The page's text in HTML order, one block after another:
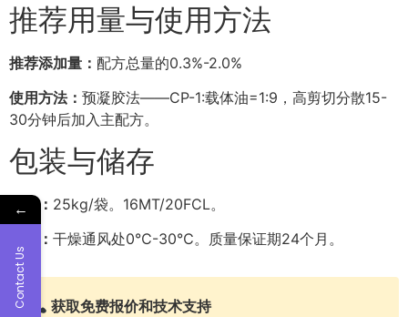
推荐用量与使用方法
推荐添加量： 配方总量的0.3%-2.0%
使用方法： 预凝胶法——CP-1:载体油=1:9，高剪切分散15-
30分钟后加入主配方。
包装与储存
包装： 25kg/袋。16MT/20FCL。
储存： 干燥通风处0℃-30℃。质量保证期24个月。
获取免费报价和技术支持
←
Contact Us